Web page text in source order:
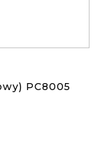
PC8005